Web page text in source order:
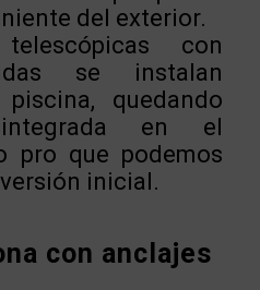
del exterior.
con
se instalan
quedando
integrada en el
pro que podemos
inicial.
con anclajes